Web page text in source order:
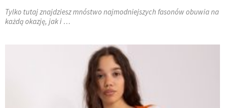
Tylko tutaj znajdziesz mnóstwo najmodniejszych fasonów obuwia na
każdą okazję, jak i …